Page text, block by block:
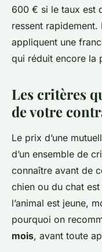
600 € si le taux est
ressent
appliquent une
qui réduit encore la
Les critères
de votre
Le prix d’une
d’un ensemble de
connaître avant de
chien ou du chat
l’animal est jeune,
pourquoi on
mois, avant toute